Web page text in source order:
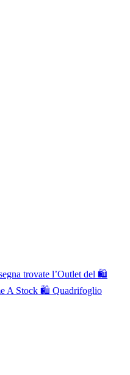
trovate l’Outlet del 🛍
A Stock 🛍 Quadrifoglio